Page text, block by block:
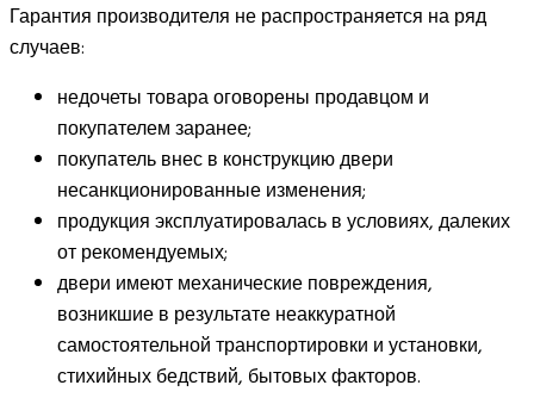
Гарантия производителя не распространяется на ряд
случаев:
недочеты товара оговорены продавцом и
покупателем заранее;
покупатель внес в конструкцию двери
несанкционированные изменения;
продукция эксплуатировалась в условиях, далеких
от рекомендуемых;
двери имеют механические повреждения,
возникшие в результате неаккуратной
самостоятельной транспортировки и установки,
стихийных бедствий, бытовых факторов.